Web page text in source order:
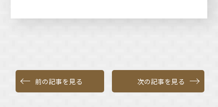
前の記事を見る 次の記事を見る